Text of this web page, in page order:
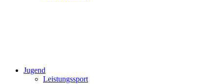
Jugend
Leistungssport